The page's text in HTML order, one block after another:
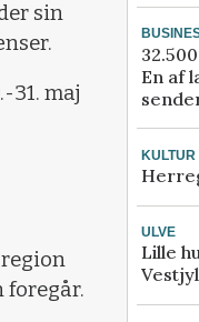
sin
31. maj
foregår.
En af
KULTUR
ULVE
Lille